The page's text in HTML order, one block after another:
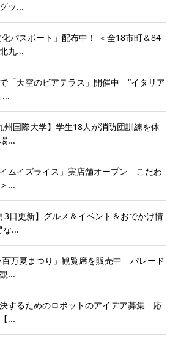
ッ...
パスポート」配布中！ ＜全18市町＆84
九...
「天空のビアテラス」開催中 “イタリア
...
州国際大学】学生18人が消防団訓練を体
...
ムイズライス」実店舗オープン こだわ
...
3日更新】グルメ＆イベント＆おでかけ情
な...
万夏まつり」観覧席を販売中 パレード
...
するためのロボットのアイデア募集 応
...